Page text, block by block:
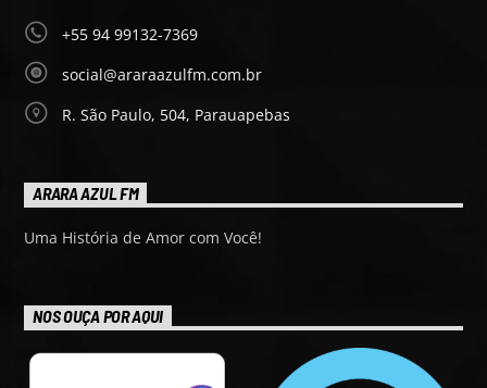
+55 94 99132-7369
social@araraazulfm.com.br
R. São Paulo, 504, Parauapebas
ARARA AZUL FM
Uma História de Amor com Você!
NOS OUÇA POR AQUI